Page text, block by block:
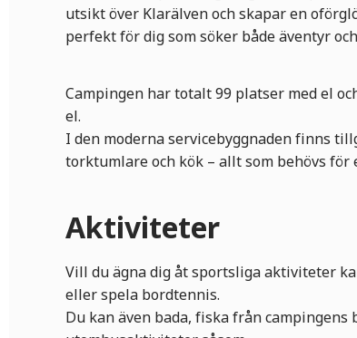
utsikt över Klarälven och skapar en
perfekt för dig som söker både äventyr
Campingen har totalt 99 platser med el
el.
I den moderna servicebyggnaden finns
torktumlare och kök – allt som behövs för
Aktiviteter
Vill du ägna dig åt sportsliga aktiviteter
eller spela bordtennis.
Du kan även bada, fiska från